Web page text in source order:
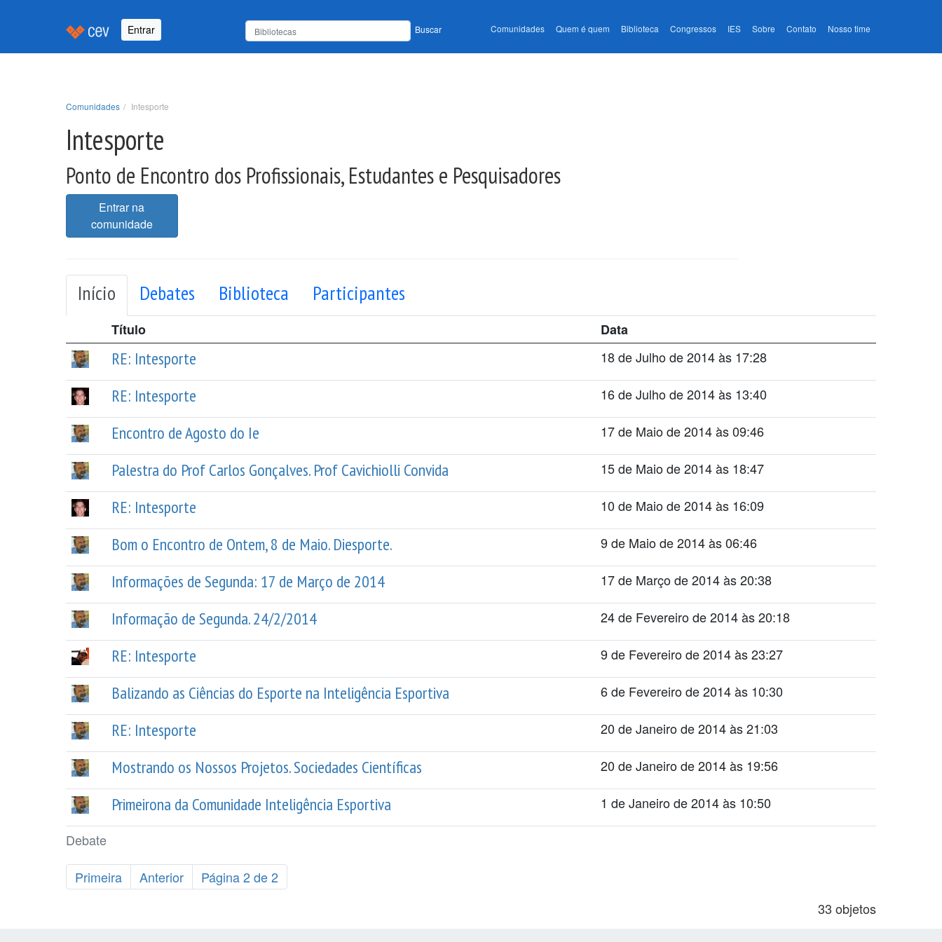
Entrar Buscar Comunidades Quem é quem Biblioteca Congressos IES Sobre Contato Nosso time
Comunidades Intesporte
Intesporte
Ponto de Encontro dos Profissionais, Estudantes e Pesquisadores
Entrar na
comunidade
Início Debates Biblioteca Participantes
Debate
Título Data
RE: Intesporte 18 de Julho de 2014 às 17:28
RE: Intesporte 16 de Julho de 2014 às 13:40
Encontro de Agosto do Ie 17 de Maio de 2014 às 09:46
Palestra do Prof Carlos Gonçalves. Prof Cavichiolli Convida 15 de Maio de 2014 às 18:47
RE: Intesporte 10 de Maio de 2014 às 16:09
Bom o Encontro de Ontem, 8 de Maio. Diesporte. 9 de Maio de 2014 às 06:46
Informações de Segunda: 17 de Março de 2014 17 de Março de 2014 às 20:38
Informação de Segunda. 24/2/2014 24 de Fevereiro de 2014 às 20:18
RE: Intesporte 9 de Fevereiro de 2014 às 23:27
Balizando as Ciências do Esporte na Inteligência Esportiva 6 de Fevereiro de 2014 às 10:30
RE: Intesporte 20 de Janeiro de 2014 às 21:03
Mostrando os Nossos Projetos. Sociedades Científicas 20 de Janeiro de 2014 às 19:56
Primeirona da Comunidade Inteligência Esportiva 1 de Janeiro de 2014 às 10:50
Primeira Anterior
Página 2 de 2
33 objetos